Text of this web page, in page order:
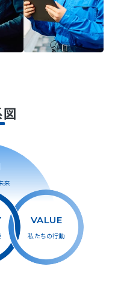
来
VALUE
私たちの行動